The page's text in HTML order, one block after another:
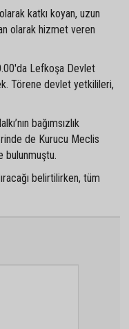
katkı koyan, uzun
olarak hizmet veren
Lefkoşa Devlet
Törene devlet yetkilileri,
bağımsızlık
de Kurucu Meclis
bulunmuştu.
belirtilirken, tüm